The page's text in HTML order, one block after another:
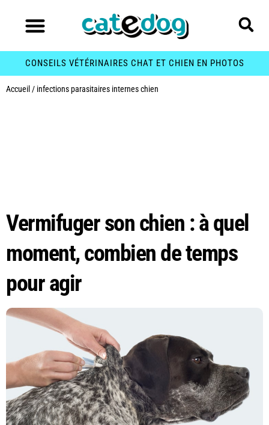
CONSEILS VÉTÉRINAIRES CHAT ET CHIEN EN PHOTOS
Accueil / infections parasitaires internes chien
Vermifuger son chien : à quel
moment, combien de temps
pour agir